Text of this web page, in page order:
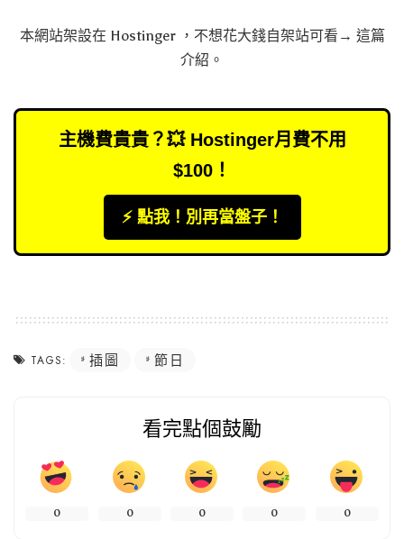
本網站架設在 Hostinger，不想花大錢自架站可看→ 這篇
介紹 。
主機費貴貴？💥 Hostinger月費不用
$100！
⚡️ 點我！別再當盤子！
TAGS: 插圖 節日
看完點個鼓勵
0 0 0 0 0